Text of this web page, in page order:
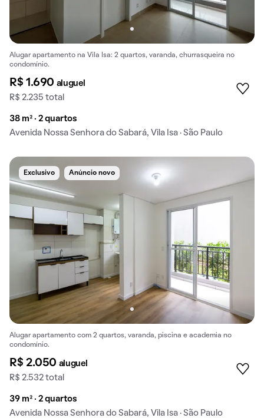
Alugar apartamento na Vila Isa: 2 quartos, varanda, churrasqueira no
condomínio.
R$ 1.690 aluguel
R$ 2.235 total
38 m² · 2 quartos
Avenida Nossa Senhora do Sabará, Vila Isa · São Paulo
Exclusivo Anúncio novo
Alugar apartamento com 2 quartos, varanda, piscina e academia no
condomínio.
R$ 2.050 aluguel
R$ 2.532 total
39 m² · 2 quartos
Avenida Nossa Senhora do Sabará, Vila Isa · São Paulo